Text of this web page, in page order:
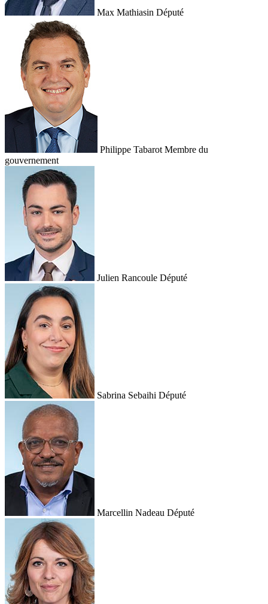
Max Mathiasin Député
Philippe Tabarot Membre du
gouvernement
Julien Rancoule Député
Sabrina Sebaihi Député
Marcellin Nadeau Député